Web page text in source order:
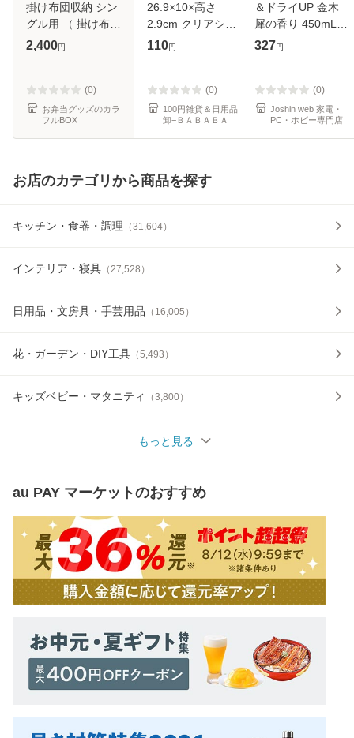
掛け布団収納 シン
グル用 （ 掛け布団
シングル 毛布 棚上
布団 収納 ケース
布
2,400円
(0)
お弁当グッズのカラ
フルBOX
26.9×10×高さ
2.9cm クリアシン
プルケース (100円
110円
(0)
100円雑貨＆日用品
卸−ＢＡＢＡＢＡ
＆ドライUP 金木
犀の香り 450mL×3
個 返品種別A
327円
(0)
Joshin web 家電・
PC・ホビー専門店
お店のカテゴリから商品を探す
キッチン・食器・調理 （31,604）
インテリア・寝具 （27,528 ）
日用品・文房具・手芸用品 （ 16,005 ）
花・ガーデン・DIY工具 （5,493 ）
キッズベビー・マタニティ （3,800）
もっと見る
au PAY マーケットのおすすめ